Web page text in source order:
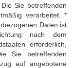
Sie betreffenden
verarbeitet. *
Daten ist
nach dem
erforderlich,
Sie betreffenden
auf angebotene